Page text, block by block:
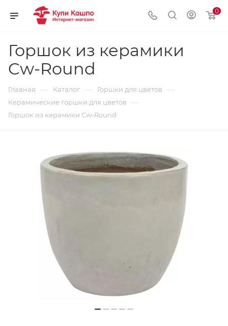
0
Горшок из керамики
Cw-Round
Главная — Каталог — Горшки для цветов —
Керамические горшки для цветов —
Горшок из керамики Cw-Round